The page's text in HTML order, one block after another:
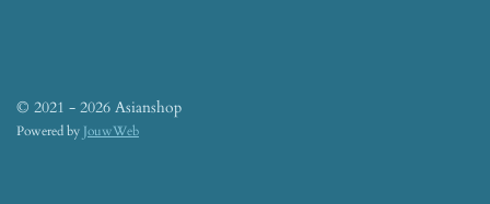
© 2021 - 2026 Asianshop
Powered by JouwWeb